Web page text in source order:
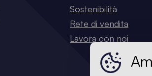
Sostenibilità
Rete di vendita
Lavora con noi